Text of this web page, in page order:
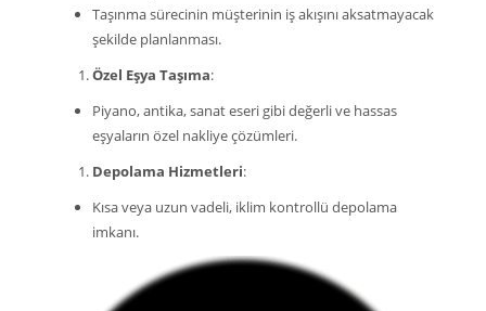
Taşınma sürecinin müşterinin iş akışını aksatmayacak
şekilde planlanması.
Özel Eşya Taşıma:
Piyano, antika, sanat eseri gibi değerli ve hassas
eşyaların özel nakliye çözümleri.
Depolama Hizmetleri:
Kısa veya uzun vadeli, iklim kontrollü depolama
imkanı.